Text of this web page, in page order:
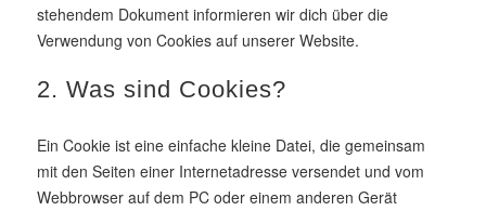
stehendem Dokument informieren wir dich über die
Verwendung von Cookies auf unserer Website.
2. Was sind Cookies?
Ein Cookie ist eine einfache kleine Datei, die gemeinsam
mit den Seiten einer Internetadresse versendet und vom
Webbrowser auf dem PC oder einem anderen Gerät